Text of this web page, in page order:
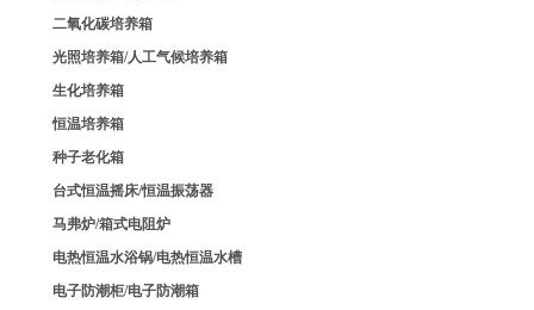
二氧化碳培养箱
光照培养箱/人工气候培养箱
生化培养箱
恒温培养箱
种子老化箱
台式恒温摇床/恒温振荡器
马弗炉/箱式电阻炉
电热恒温水浴锅/电热恒温水槽
电子防潮柜/电子防潮箱